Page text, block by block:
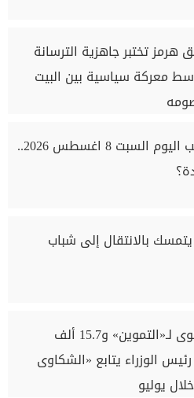
هرمز تختبر جاهزية الترسانة
معركة سياسية بين البيت
أسعار الذهب اليوم السبت 8 اغسطس 2026..
يتمسك بالانتقال إلى شباب
17 ألف شكوى لـ«التموين» و15.7 ألف
الوزراء يتابع «الشكاوى
يوليو